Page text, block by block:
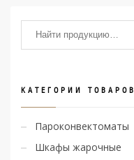
КАТЕГОРИИ ТОВАРОВ
Пароконвектоматы
Шкафы жарочные